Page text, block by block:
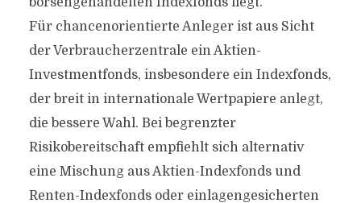
Für chancenorientierte Anleger ist aus Sicht
der Verbraucherzentrale ein Aktien-
Investmentfonds, insbesondere ein Indexfonds,
der breit in internationale Wertpapiere anlegt,
die bessere Wahl. Bei begrenzter
Risikobereitschaft empfiehlt sich alternativ
eine Mischung aus Aktien-Indexfonds und
Renten-Indexfonds oder einlagengesicherten